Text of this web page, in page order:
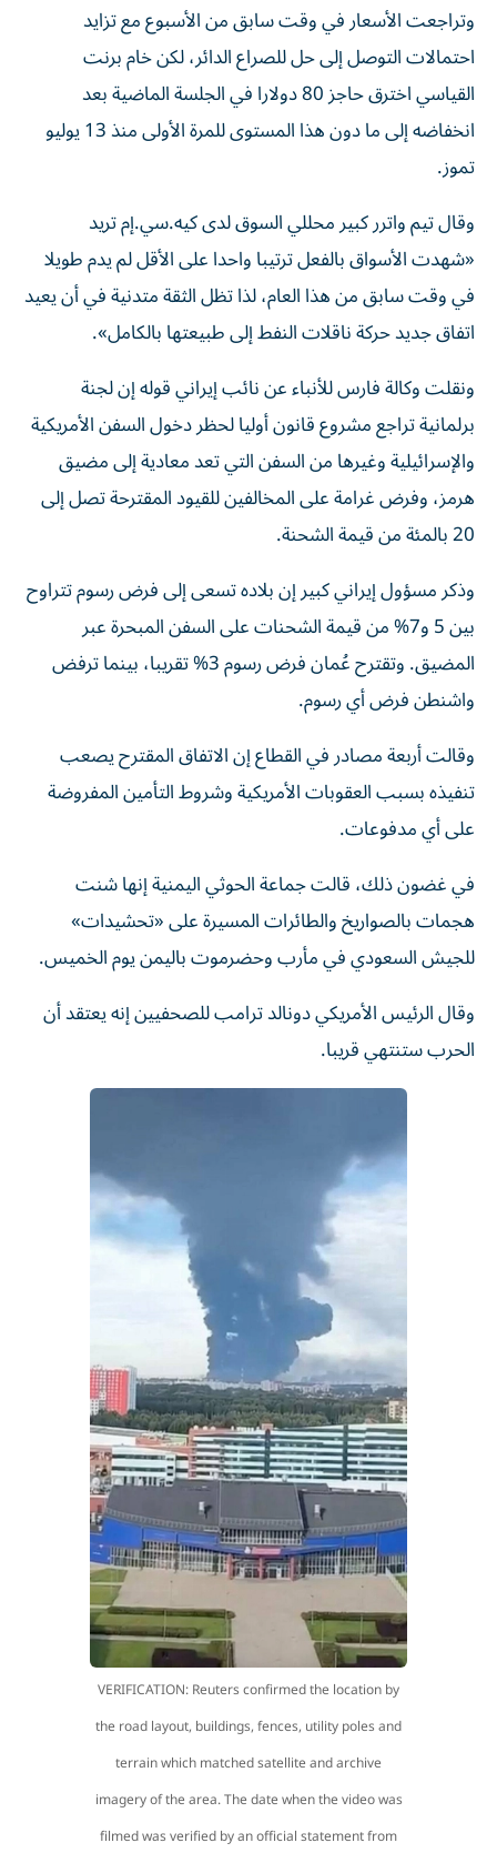
وتراجعت الأسعار في وقت سابق من الأسبوع مع تزايد
احتمالات التوصل إلى حل للصراع الدائر، لكن خام برنت
القياسي اخترق حاجز 80 دولارا في ​الجلسة الماضية بعد
انخفاضه إلى ما دون هذا المستوى للمرة الأولى ‌منذ 13 يوليو
تموز.
وقال تيم واترر كبير محللي السوق لدى كيه.سي.إم تريد
«شهدت الأسواق بالفعل ترتيبا واحدا على الأقل لم يدم طويلا
في وقت سابق من ⁠هذا العام، لذا تظل الثقة متدنية في أن يعيد
اتفاق جديد حركة ناقلات النفط إلى طبيعتها بالكامل».
ونقلت وكالة فارس للأنباء عن نائب إيراني قوله إن ​لجنة
برلمانية تراجع ‌مشروع قانون أوليا لحظر دخول السفن الأمريكية
والإسرائيلية وغيرها من السفن ‌التي تعد معادية إلى مضيق
هرمز، وفرض غرامة على المخالفين للقيود المقترحة تصل إلى
20 بالمئة من قيمة الشحنة.
وذكر مسؤول إيراني كبير إن بلاده تسعى إلى فرض ‌رسوم تتراوح
بين 5 و7% من قيمة الشحنات ⁠على السفن المبحرة عبر
المضيق. وتقترح عُمان فرض رسوم 3% تقريبا، بينما ترفض
واشنطن فرض أي رسوم.
وقالت أربعة مصادر في القطاع إن الاتفاق المقترح يصعب
تنفيذه بسبب العقوبات الأمريكية وشروط ⁠التأمين المفروضة
على أي مدفوعات.
في غضون ذلك، قالت جماعة الحوثي ​اليمنية إنها شنت
هجمات بالصواريخ والطائرات المسيرة على «تحشيدات»
للجيش السعودي في مأرب وحضرموت باليمن يوم الخميس.
وقال الرئيس الأمريكي دونالد ترامب للصحفيين إنه يعتقد أن
الحرب ستنتهي قريبا.
VERIFICATION: Reuters confirmed the location by
the road layout, buildings, fences, utility poles and
terrain which matched satellite and archive
imagery of the area. The date when the video was
filmed was verified by an official statement from